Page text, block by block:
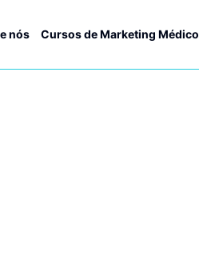
nós Cursos de Marketing Médico